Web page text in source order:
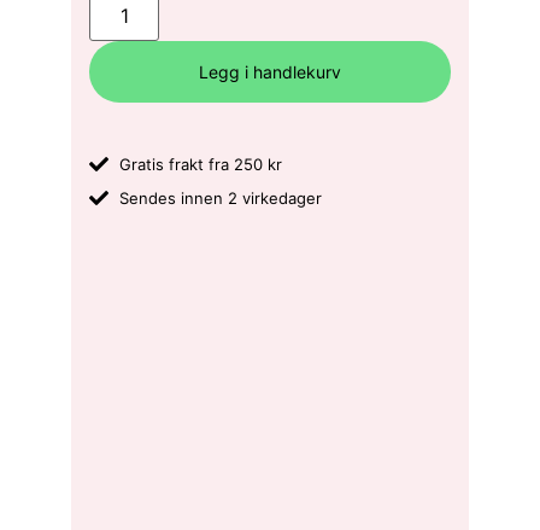
Legg i handlekurv
Gratis frakt fra 250 kr
Sendes innen 2 virkedager